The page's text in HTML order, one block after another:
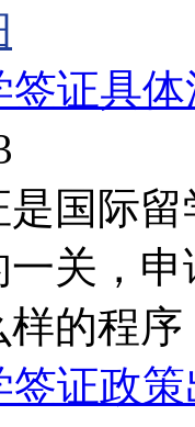
签证具
国际
关，
的程
签证政